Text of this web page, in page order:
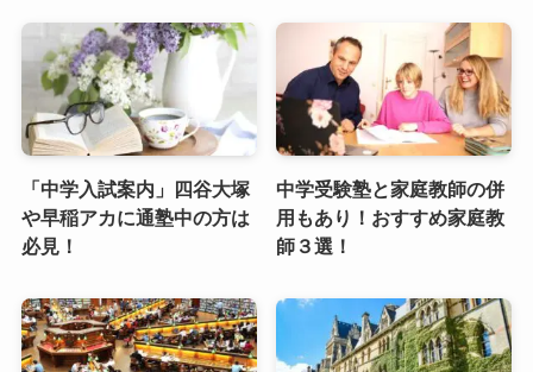
「中学入試案内」四谷大塚
や早稲アカに通塾中の方は
必見！
中学受験塾と家庭教師の併
用もあり！おすすめ家庭教
師３選！